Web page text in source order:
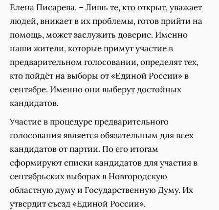
Елена Писарева. – Лишь те, кто открыт, уважает
людей, вникает в их проблемы, готов прийти на
помощь, может заслужить доверие. Именно
наши жители, которые примут участие в
предварительном голосовании, определят тех,
кто пойдёт на выборы от «Единой России» в
сентябре. Именно они выберут достойных
кандидатов.
Участие в процедуре предварительного
голосования является обязательным для всех
кандидатов от партии. По его итогам
сформируют списки кандидатов для участия в
сентябрьских выборах в Новгородскую
областную думу и Государственную Думу. Их
утвердит съезд «Единой России».